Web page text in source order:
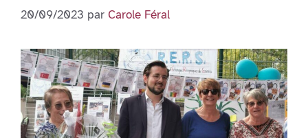
20/09/2023 par Carole Féral